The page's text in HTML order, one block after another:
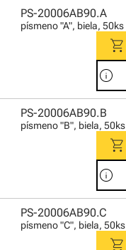
PS-20006AB90.A
písmeno "A", biela, 50ks
shopping_cart
info
PS-20006AB90.B
písmeno "B", biela, 50ks
shopping_cart
info
PS-20006AB90.C
písmeno "C", biela, 50ks
shopping_cart